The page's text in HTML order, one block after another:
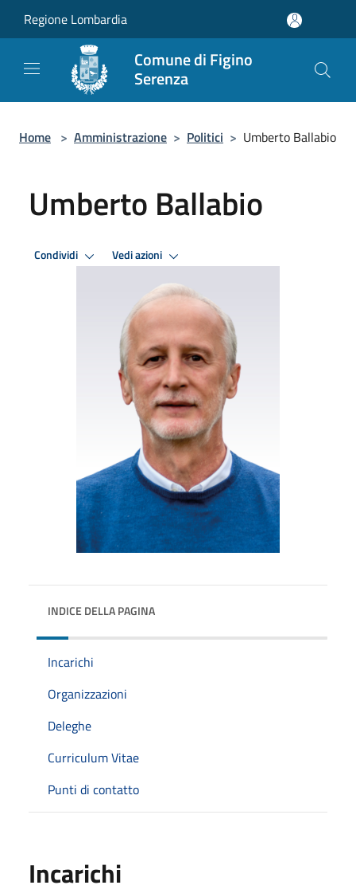
Regione Lombardia
Comune di Figino
Serenza
Home > Amministrazione > Politici > Umberto Ballabio
Umberto Ballabio
Condividi Vedi azioni
INDICE DELLA PAGINA
Incarichi
Organizzazioni
Deleghe
Curriculum Vitae
Punti di contatto
Incarichi